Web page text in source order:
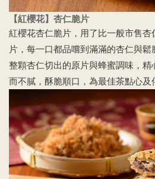
【紅櫻花】杏仁脆片
紅櫻花杏仁脆片，用了比一般市售
片，每一口都品嚐到滿滿的杏仁與鬆
整顆杏仁切出的原片與蜂蜜調味，
而不膩，酥脆順口，為最佳茶點心及